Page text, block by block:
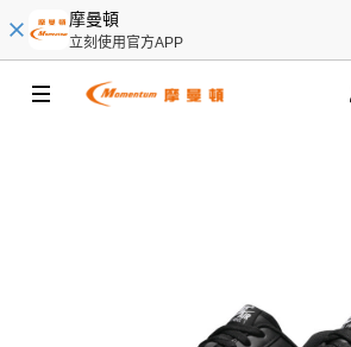
摩曼頓
立刻使用官方APP